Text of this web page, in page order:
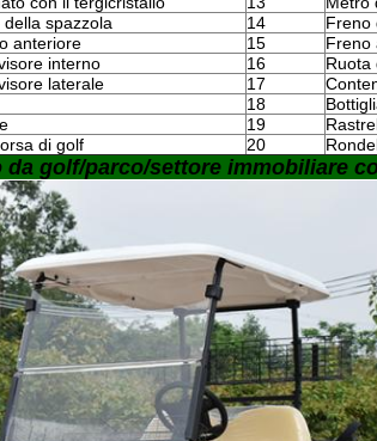
spazzola 14
Freno
anteriore 15
Freno
interno 16
Ruota
laterale 17
18
19
di golf 20
golf/parco/settore immobiliare